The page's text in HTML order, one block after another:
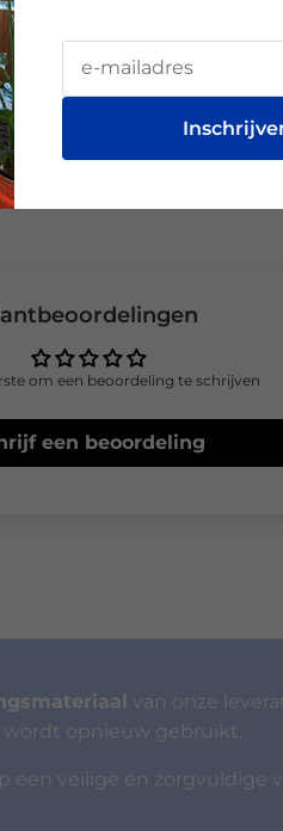
om een beoordeling te schrijven
een beoordeling
van onze
opnieuw gebruikt.
een veilige en